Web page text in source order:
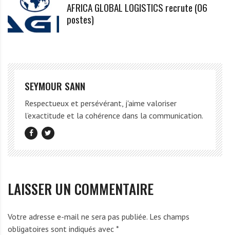
AFRICA GLOBAL LOGISTICS recrute (06
postes)
SEYMOUR SANN
Respectueux et persévérant, j'aime valoriser
l’exactitude et la cohérence dans la communication.
LAISSER UN COMMENTAIRE
Votre adresse e-mail ne sera pas publiée. Les champs
obligatoires sont indiqués avec *